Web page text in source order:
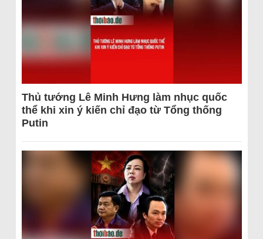
Thủ tướng Lê Minh Hưng làm nhục quốc
thể khi xin ý kiến chỉ đạo từ Tổng thống
Putin